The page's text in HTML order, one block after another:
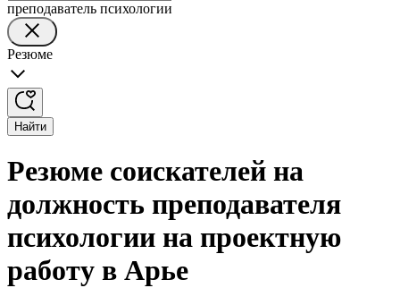
преподаватель психологии
Резюме
Найти
Резюме соискателей на
должность преподавателя
психологии на проектную
работу в Арье